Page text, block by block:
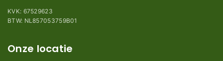
KVK: 67529623
BTW: NL857053759B01
Onze locatie